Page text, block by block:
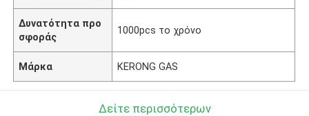
Δυνατότητα προ
σφοράς
1000pcs το χρόνο
Μάρκα KERONG GAS
Δείτε περισσότερων